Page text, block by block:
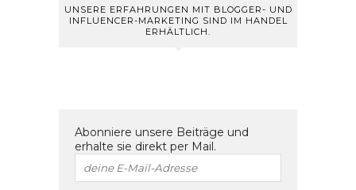
UNSERE ERFAHRUNGEN MIT BLOGGER- UND
INFLUENCER-MARKETING SIND IM HANDEL
ERHÄLTLICH.
Abonniere unsere Beiträge und
erhalte sie direkt per Mail.